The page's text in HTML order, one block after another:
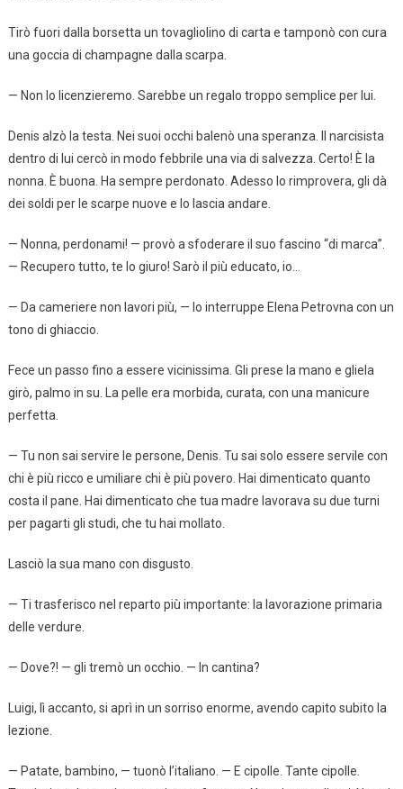
Tirò fuori dalla borsetta un tovagliolino di carta e tamponò con cura
una goccia di champagne dalla scarpa.
— Non lo licenzieremo. Sarebbe un regalo troppo semplice per lui.
Denis alzò la testa. Nei suoi occhi balenò una speranza. Il narcisista
dentro di lui cercò in modo febbrile una via di salvezza. Certo! È la
nonna. È buona. Ha sempre perdonato. Adesso lo rimprovera, gli dà
dei soldi per le scarpe nuove e lo lascia andare.
— Nonna, perdonami! — provò a sfoderare il suo fascino “di marca”.
— Recupero tutto, te lo giuro! Sarò il più educato, io…
— Da cameriere non lavori più, — lo interruppe Elena Petrovna con un
tono di ghiaccio.
Fece un passo fino a essere vicinissima. Gli prese la mano e gliela
girò, palmo in su. La pelle era morbida, curata, con una manicure
perfetta.
— Tu non sai servire le persone, Denis. Tu sai solo essere servile con
chi è più ricco e umiliare chi è più povero. Hai dimenticato quanto
costa il pane. Hai dimenticato che tua madre lavorava su due turni
per pagarti gli studi, che tu hai mollato.
Lasciò la sua mano con disgusto.
— Ti trasferisco nel reparto più importante: la lavorazione primaria
delle verdure.
— Dove?! — gli tremò un occhio. — In cantina?
Luigi, lì accanto, si aprì in un sorriso enorme, avendo capito subito la
lezione.
— Patate, bambino, — tuonò l’italiano. — E cipolle. Tante cipolle.